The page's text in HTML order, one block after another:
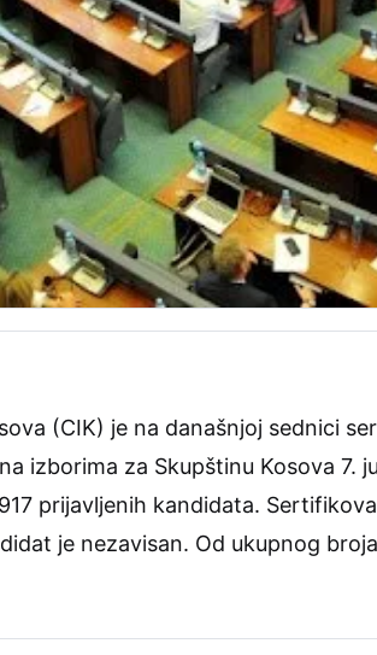
(CIK) je na današnjoj sednici
izborima za Skupštinu Kosova 7.
prijavljenih kandidata.
je nezavisan. Od ukupnog